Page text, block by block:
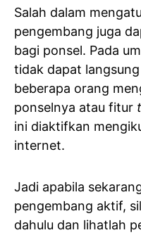
Salah dalam
pengembang juga
bagi ponsel. Pada
tidak dapat
beberapa orang
ponselnya atau fitur
ini diaktifkan
internet.
Jadi apabila
pengembang aktif,
dahulu dan lihatlah